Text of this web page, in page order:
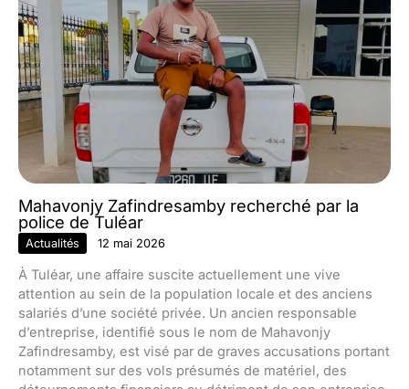
Mahavonjy Zafindresamby recherché par la
police de Tuléar
Actualités 12 mai 2026
À Tuléar, une affaire suscite actuellement une vive
attention au sein de la population locale et des anciens
salariés d’une société privée. Un ancien responsable
d’entreprise, identifié sous le nom de Mahavonjy
Zafindresamby, est visé par de graves accusations portant
notamment sur des vols présumés de matériel, des